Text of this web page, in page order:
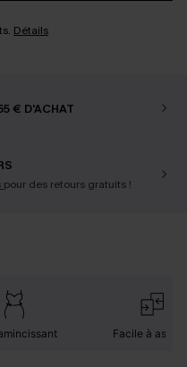
Détails
€ D'ACHAT
pour des retours gratuits !
Facile à